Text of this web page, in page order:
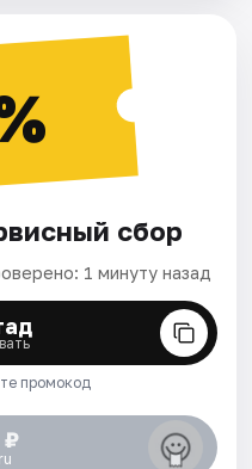
сбор
1 минуту назад
промокод
₽